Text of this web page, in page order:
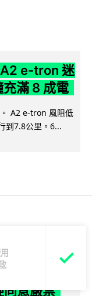
e-tron 迷
滿 8 成電
A2 e-tron 風阻低
到7.8公里。6...
同意嚴禁